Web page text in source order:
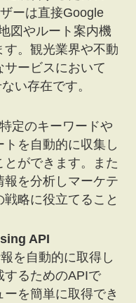
ーは直接Google
図やルート案内機
。観光業界や不動
ービスにおいて
い存在です。
定のキーワードや
を自動的に収集し
ができます。また
報を分析しマーケテ
略に役立てること
API
を自動的に取得し
するためのAPIで
を簡単に取得でき